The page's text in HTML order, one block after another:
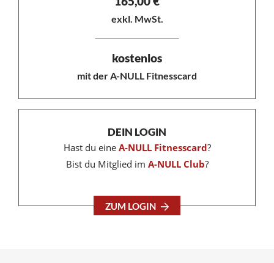
exkl. MwSt.
kostenlos
mit der A-NULL Fitnesscard
DEIN LOGIN
Hast du eine A-NULL Fitnesscard?
Bist du Mitglied im A-NULL Club?
ZUM LOGIN